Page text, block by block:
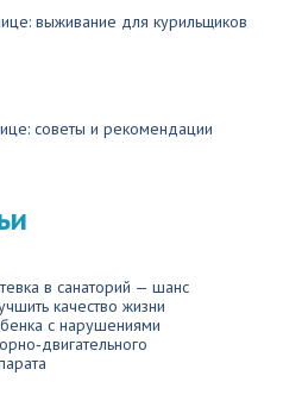
выживание для курильщиков
советы и рекомендации
в санаторий — шанс
качество жизни
с нарушениями